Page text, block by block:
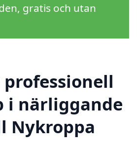
gratis och utan
närliggande
Nykroppa